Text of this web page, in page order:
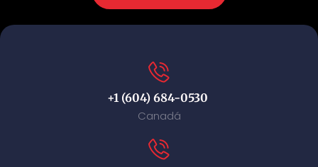
+1 (604) 684-0530
Canadá